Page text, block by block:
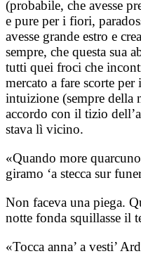
(probabile, che avesse
e pure per i fiori,
avesse grande estro e
sempre, che questa sua
tutti quei froci che
mercato a fare scorte
intuizione (sempre della
accordo con il tizio
stava lì vicino.
«Quando more
giramo ‘a stecca sur
Non faceva una piega.
notte fonda squillasse il
«Tocca anna’ a vesti’